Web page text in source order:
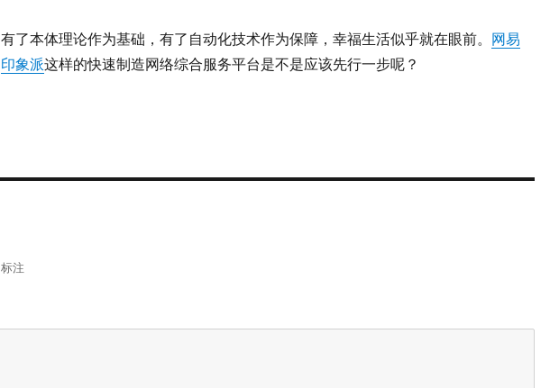
有了本体理论作为基础，有了自动化技术作为保障，幸福生活似乎就在眼前。 网易
印象派这样的快速制造网络综合服务平台是不是应该先行一步呢？
标注